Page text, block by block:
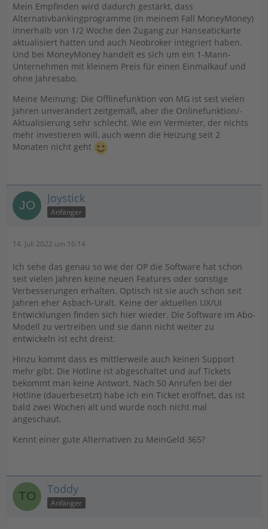
Mein Empfinden wird dadurch gestärkt, dass
Alternativbankingprogramme (in meinem Fall MoneyMoney)
innerhalb von 1/2 Woche den Zugang zur Hanseatickarte
aktualisiert hatten und auch Neobroker integriert haben.
Und bei MoneyMoney handelt es sich um ein 1-Mann-
Unternehmen mit kleinem Preis für einen Einmalkauf und
ohne Jahresabo.
Meine Meinung: Die Offlinefunktion von MG ist seit vielen
Jahren unverändert zeitgemäß, aber die Onlinefunktion/-
Aktualisierung sehr schlecht. Wie ein Vermieter, der nichts
mehr investieren will, auch wenn die Heizung seit 2
Monaten nicht geht
Joystick
Anfänger
14. Juli 2022 um 16:14
Ich sehe das genau so wie der OP die Software hat schon
seit vielen Jahren keine neuen Features oder sonstige
Verbesserungen erhalten. Optisch ist sie auch schon seit
Jahren eher Asbach-Uralt. Keine der aktuellen UX/UI
Entwicklungen finden sich hier wieder. Die Software im Abo-
Modell zu vertreiben und sie dann nicht weiter zu
entwickeln ist echt dreist.
Hinzu kommt dass es mittlerweile auch keinen Support
mehr gibt. Die Hotline ist abgeschaltet und auf Tickets
bekommt man keine Antwort. Nach 50 Anrufen bei der
Hotline (dauerbesetzt) habe ich ein Ticket eröffnet, das ist
bald zwei Wochen alt und wurde noch nicht mal
angeschaut.
Kennt einer gute Alternativen zu MeinGeld 365?
Toddy
Anfänger